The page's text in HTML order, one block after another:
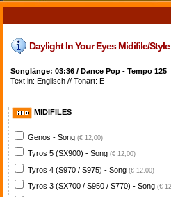
Daylight In Your Eyes Midifile/
Songlänge: 03:36 / Dance Pop - Tempo 125
Text in: Englisch // Tonart: E
MIDIFILES
Genos - Song (€ 12,00)
Tyros 5 (SX900) - Song (€ 12,00)
Tyros 4 (S970 / S975) - Song (€ 12,00)
Tyros 3 (SX700 / S950 / S770) - Song (€